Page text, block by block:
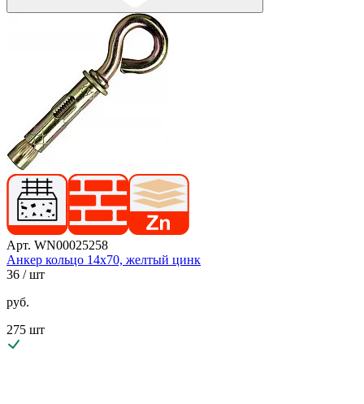
Арт. WN00025258
Анкер кольцо 14х70, желтый цинк
36 / шт
руб.
275 шт